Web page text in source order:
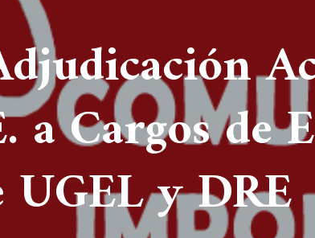
Cargos de
y DRE